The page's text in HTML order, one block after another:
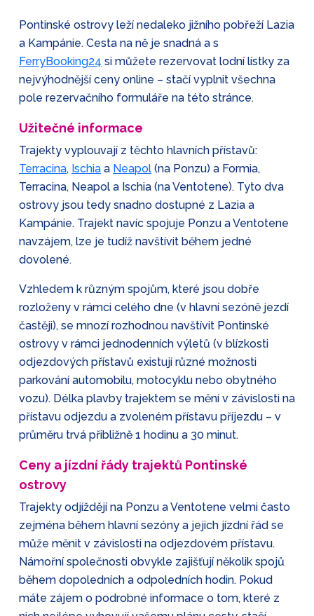
Pontinské ostrovy leží nedaleko jižního pobřeží Lazia
a Kampánie. Cesta na ně je snadná a s
FerryBooking24 si můžete rezervovat lodní lístky za
nejvýhodnější ceny online – stačí vyplnit všechna
pole rezervačního formuláře na této stránce.
Užitečné informace
Trajekty vyplouvají z těchto hlavních přístavů:
Terracina, Ischia a Neapol (na Ponzu) a Formia,
Terracina, Neapol a Ischia (na Ventotene). Tyto dva
ostrovy jsou tedy snadno dostupné z Lazia a
Kampánie. Trajekt navíc spojuje Ponzu a Ventotene
navzájem, lze je tudíž navštívit během jedné
dovolené.
Vzhledem k různým spojům, které jsou dobře
rozloženy v rámci celého dne (v hlavní sezóně jezdí
častěji), se mnozí rozhodnou navštívit Pontinské
ostrovy v rámci jednodenních výletů (v blízkosti
odjezdových přístavů existují různé možnosti
parkování automobilu, motocyklu nebo obytného
vozu). Délka plavby trajektem se mění v závislosti na
přístavu odjezdu a zvoleném přístavu příjezdu – v
průměru trvá přibližně 1 hodinu a 30 minut.
Ceny a jízdní řády trajektů Pontinské
ostrovy
Trajekty odjíždějí na Ponzu a Ventotene velmi často
zejména během hlavní sezóny a jejich jízdní řád se
může měnit v závislosti na odjezdovém přístavu.
Námořní společnosti obvykle zajišťují několik spojů
během dopoledních a odpoledních hodin. Pokud
máte zájem o podrobné informace o tom, které z